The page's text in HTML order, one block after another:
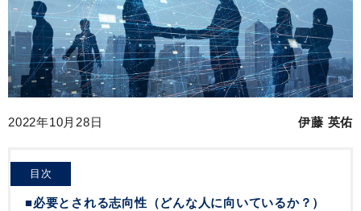
2022年10月28日 伊藤 英佑
目次
■必要とされる志向性（どんな人に向いているか？）